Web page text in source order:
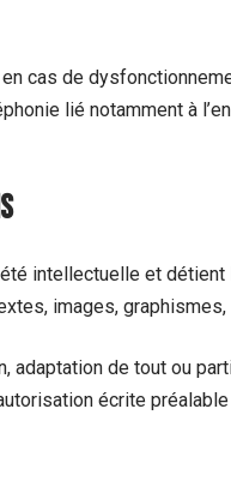
cas de
lié notamment à
intellectuelle et détient
images,
adaptation de tout ou
écrite